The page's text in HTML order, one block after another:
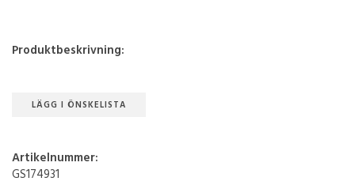
Produktbeskrivning:
LÄGG I ÖNSKELISTA
Artikelnummer:
GS174931